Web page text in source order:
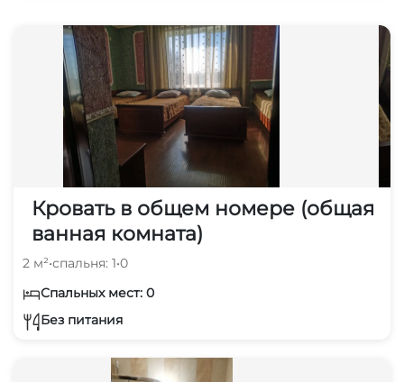
Кровать в общем номере (общая
ванная комната)
2 м²•спальня: 1•0
Спальных мест: 0
Без питания